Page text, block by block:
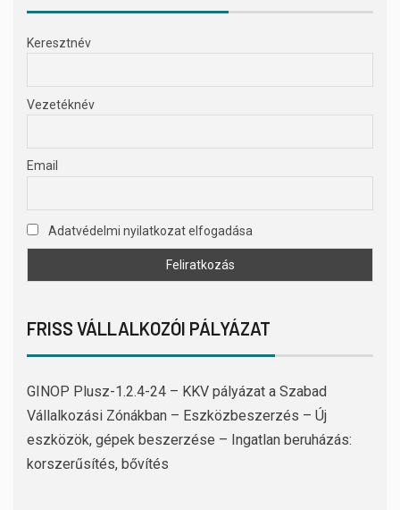
Keresztnév
Vezetéknév
Email
Adatvédelmi nyilatkozat elfogadása
FRISS VÁLLALKOZÓI PÁLYÁZAT
GINOP Plusz-1.2.4-24 – KKV pályázat a Szabad
Vállalkozási Zónákban – Eszközbeszerzés – Új
eszközök, gépek beszerzése – Ingatlan beruházás:
korszerűsítés, bővítés